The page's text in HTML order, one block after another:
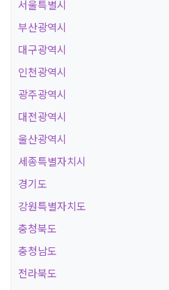
서울특별시
부산광역시
대구광역시
인천광역시
광주광역시
대전광역시
울산광역시
세종특별자치시
경기도
강원특별자치도
충청북도
충청남도
전라북도